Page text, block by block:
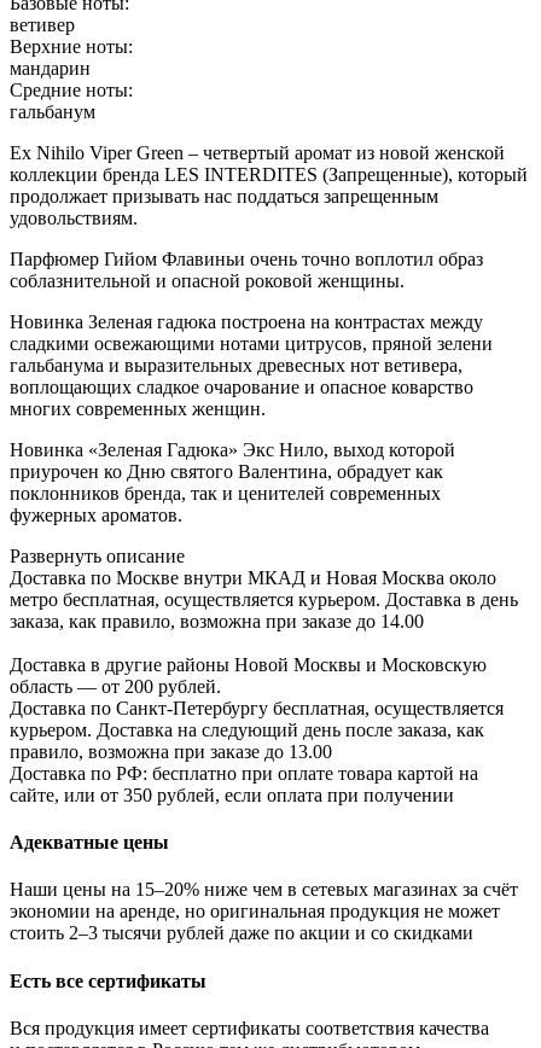
ветивер
Верхние ноты:
мандарин
Средние ноты:
гальбанум
Ex Nihilo Viper Green – четвертый аромат из новой женской
коллекции бренда LES INTERDITES (Запрещенные), который
продолжает призывать нас поддаться запрещенным
удовольствиям.
Парфюмер Гийом Флавиньи очень точно воплотил образ
соблазнительной и опасной роковой женщины.
Новинка Зеленая гадюка построена на контрастах между
сладкими освежающими нотами цитрусов, пряной зелени
гальбанума и выразительных древесных нот ветивера,
воплощающих сладкое очарование и опасное коварство
многих современных женщин.
Новинка «Зеленая Гадюка» Экс Нило, выход которой
приурочен ко Дню святого Валентина, обрадует как
поклонников бренда, так и ценителей современных
фужерных ароматов.
Развернуть описание
Доставка по Москве внутри МКАД и Новая Москва около
метро бесплатная, осуществляется курьером. Доставка в день
заказа, как правило, возможна при заказе до 14.00
Доставка в другие районы Новой Москвы и Московскую
область — от 200 рублей.
Доставка по Санкт-Петербургу бесплатная, осуществляется
курьером. Доставка на следующий день после заказа, как
правило, возможна при заказе до 13.00
Доставка по РФ: бесплатно при оплате товара картой на
сайте, или от 350 рублей, если оплата при получении
Адекватные цены
Наши цены на 15–20% ниже чем в сетевых магазинах за счёт
экономии на аренде, но оригинальная продукция не может
стоить 2–3 тысячи рублей даже по акции и со скидками
Есть все сертификаты
Вся продукция имеет сертификаты соответствия качества